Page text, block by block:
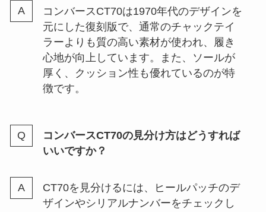
コンバースCT70は1970年代のデザインを
元にした復刻版で、通常のチャックテイ
ラーよりも質の高い素材が使われ、履き
心地が向上しています。また、ソールが
厚く、クッション性も優れているのが特
徴です。
コンバースCT70の見分け方はどうすれば
いいですか？
CT70を見分けるには、ヒールパッチのデ
ザインやシリアルナンバーをチェックし